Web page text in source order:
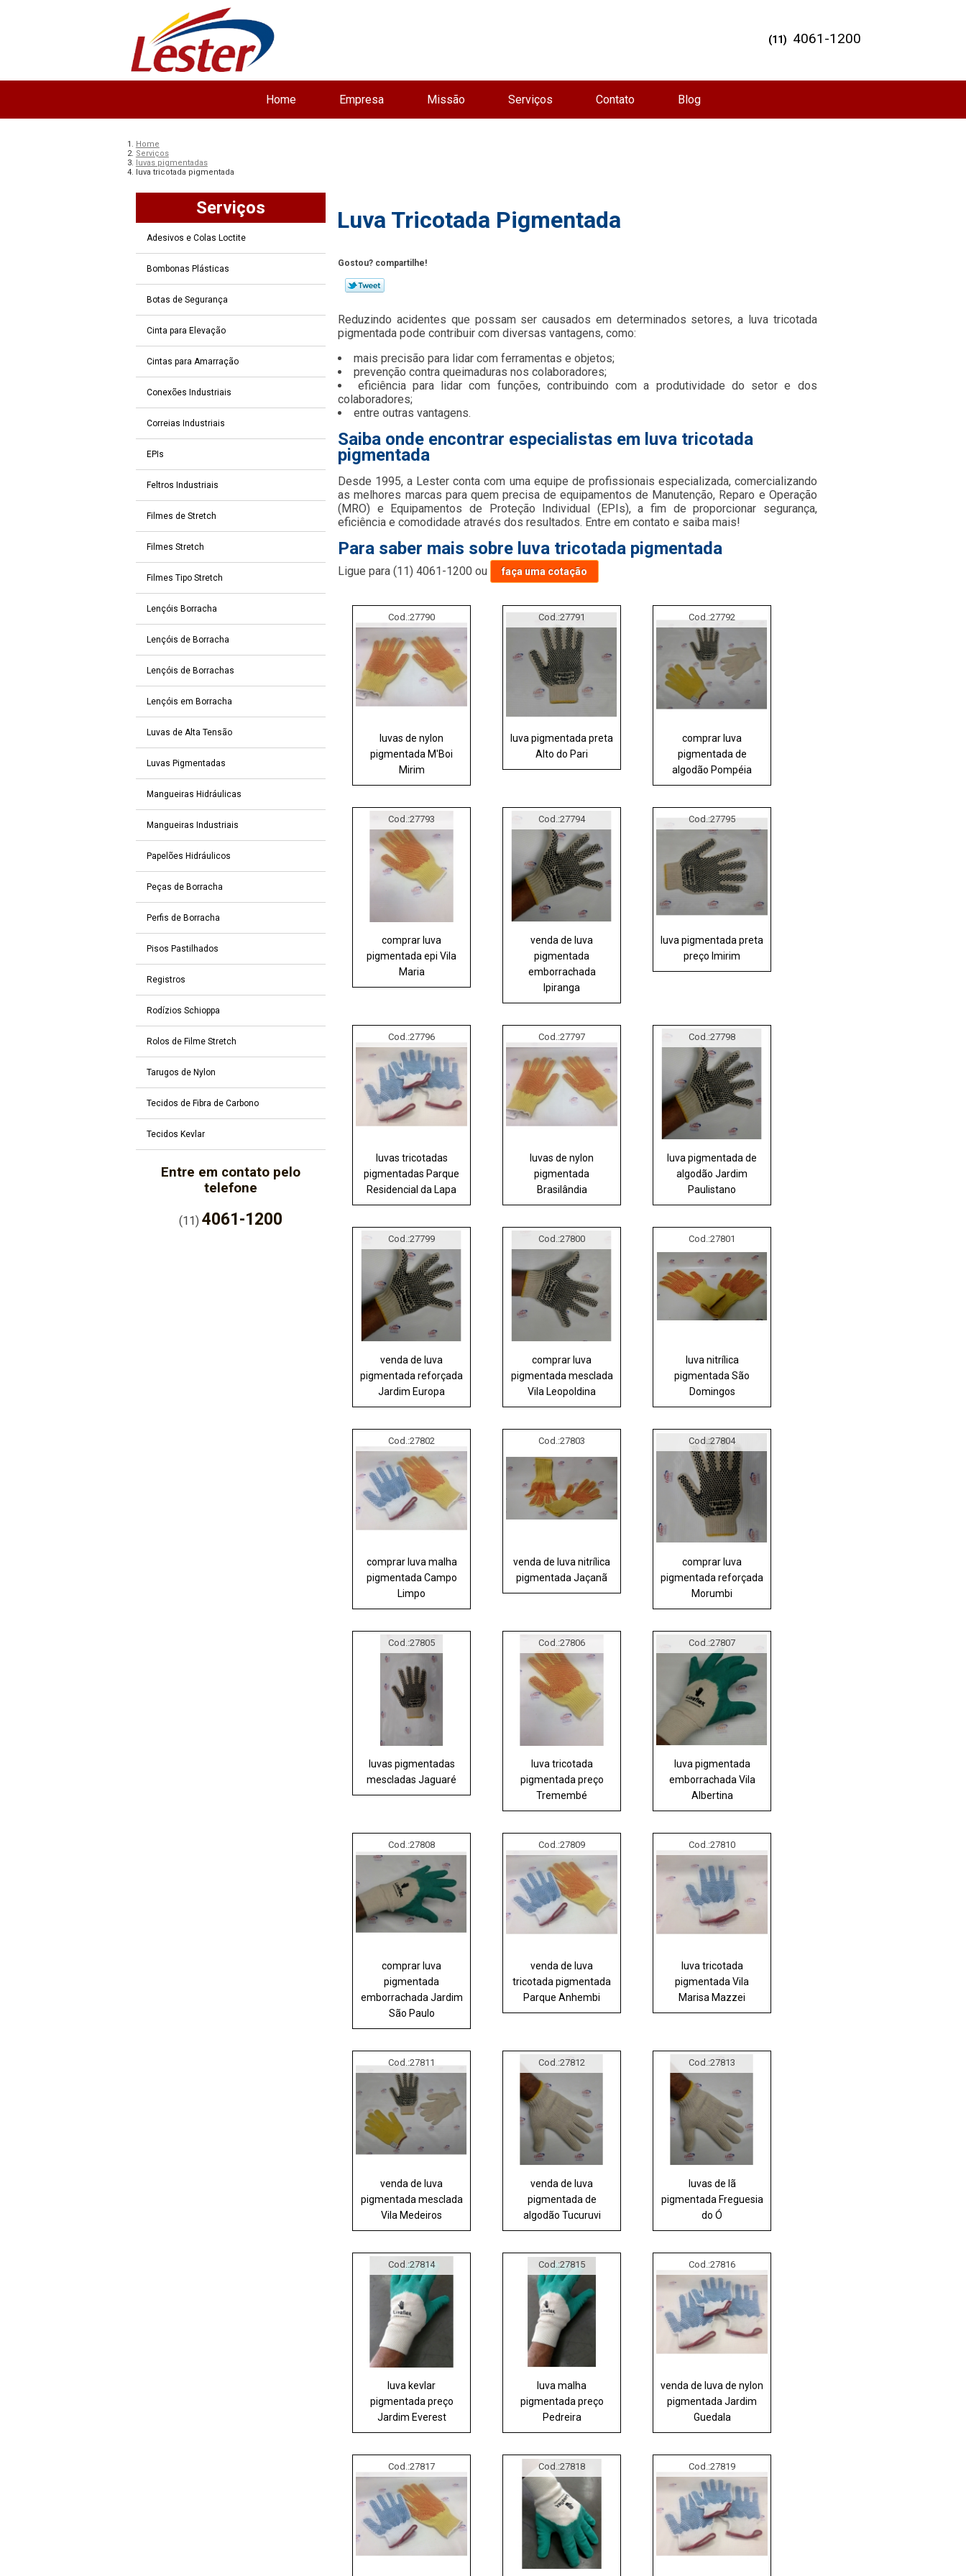
Home Empresa Missão Serviços Contato Blog
(11) 4061-1200
Home
Serviços
luvas pigmentadas
luva tricotada pigmentada
Serviços
Adesivos e Colas Loctite
Bombonas Plásticas
Botas de Segurança
Cinta para Elevação
Cintas para Amarração
Conexões Industriais
Correias Industriais
EPIs
Feltros Industriais
Filmes de Stretch
Filmes Stretch
Filmes Tipo Stretch
Lençóis Borracha
Lençóis de Borracha
Lençóis de Borrachas
Lençóis em Borracha
Luvas de Alta Tensão
Luvas Pigmentadas
Mangueiras Hidráulicas
Mangueiras Industriais
Papelões Hidráulicos
Peças de Borracha
Perfis de Borracha
Pisos Pastilhados
Registros
Rodízios Schioppa
Rolos de Filme Stretch
Tarugos de Nylon
Tecidos de Fibra de Carbono
Tecidos Kevlar
Entre em contato pelo
telefone
(11)4061-1200
Luva Tricotada Pigmentada
Gostou? compartilhe!
Reduzindo acidentes que possam ser causados em determinados setores, a luva tricotada
pigmentada pode contribuir com diversas vantagens, como:
mais precisão para lidar com ferramentas e objetos;
prevenção contra queimaduras nos colaboradores;
eficiência para lidar com funções, contribuindo com a produtividade do setor e dos
colaboradores;
entre outras vantagens.
Saiba onde encontrar especialistas em luva tricotada
pigmentada
Desde 1995, a Lester conta com uma equipe de profissionais especializada, comercializando
as melhores marcas para quem precisa de equipamentos de Manutenção, Reparo e Operação
(MRO) e Equipamentos de Proteção Individual (EPIs), a fim de proporcionar segurança,
eficiência e comodidade através dos resultados. Entre em contato e saiba mais!
Para saber mais sobre luva tricotada pigmentada
Ligue para(11) 4061-1200 ou faça uma cotação
Cod.:27790
luvas de nylon
pigmentada M'Boi
Mirim
Cod.:27791
luva pigmentada preta
Alto do Pari
Cod.:27792
comprar luva
pigmentada de
algodão Pompéia
Cod.:27793
comprar luva
pigmentada epi Vila
Maria
Cod.:27794
venda de luva
pigmentada
emborrachada
Ipiranga
Cod.:27795
luva pigmentada preta
preço Imirim
Cod.:27796
luvas tricotadas
pigmentadas Parque
Residencial da Lapa
Cod.:27797
luvas de nylon
pigmentada
Brasilândia
Cod.:27798
luva pigmentada de
algodão Jardim
Paulistano
Cod.:27799
venda de luva
pigmentada reforçada
Jardim Europa
Cod.:27800
comprar luva
pigmentada mesclada
Vila Leopoldina
Cod.:27801
luva nitrílica
pigmentada São
Domingos
Cod.:27802
comprar luva malha
pigmentada Campo
Limpo
Cod.:27803
venda de luva nitrílica
pigmentada Jaçanã
Cod.:27804
comprar luva
pigmentada reforçada
Morumbi
Cod.:27805
luvas pigmentadas
mescladas Jaguaré
Cod.:27806
luva tricotada
pigmentada preço
Tremembé
Cod.:27807
luva pigmentada
emborrachada Vila
Albertina
Cod.:27808
comprar luva
pigmentada
emborrachada Jardim
São Paulo
Cod.:27809
venda de luva
tricotada pigmentada
Parque Anhembi
Cod.:27810
luva tricotada
pigmentada Vila
Marisa Mazzei
Cod.:27811
venda de luva
pigmentada mesclada
Vila Medeiros
Cod.:27812
venda de luva
pigmentada de
algodão Tucuruvi
Cod.:27813
luvas de lã
pigmentada Freguesia
do Ó
Cod.:27814
luva kevlar
pigmentada preço
Jardim Everest
Cod.:27815
luva malha
pigmentada preço
Pedreira
Cod.:27816
venda de luva de nylon
pigmentada Jardim
Guedala
Cod.:27817 Cod.:27818 Cod.:27819